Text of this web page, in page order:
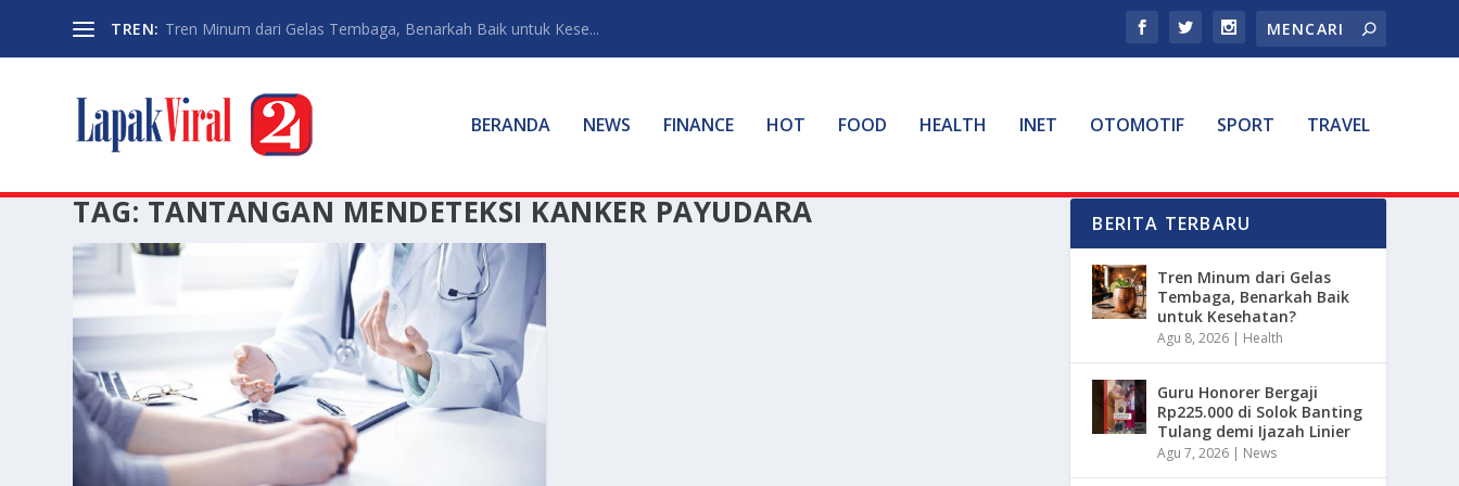
TREN: Tren Minum dari Gelas Tembaga, Benarkah Baik untuk Kese...
BERANDA NEWS FINANCE HOT FOOD HEALTH INET OTOMOTIF SPORT TRAVEL
TAG: TANTANGAN MENDETEKSI KANKER PAYUDARA BERITA TERBARU
Tren Minum dari Gelas
Tembaga, Benarkah Baik
untuk Kesehatan?
Agu 8, 2026 | Health
Guru Honorer Bergaji
Rp225.000 di Solok Banting
Tulang demi Ijazah Linier
Agu 7, 2026 | News